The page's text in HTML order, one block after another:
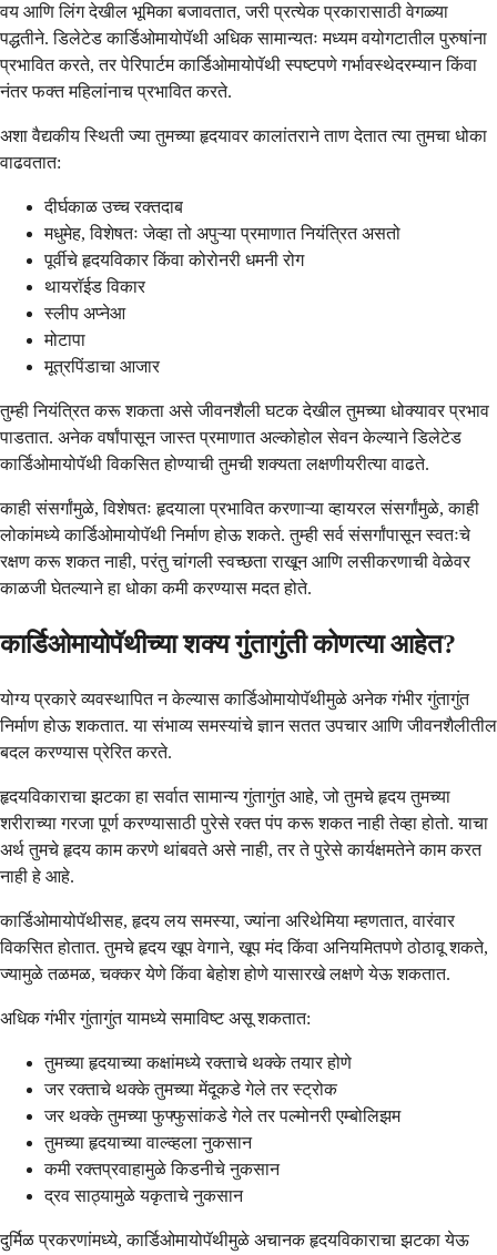
वय आणि लिंग देखील भूमिका बजावतात, जरी प्रत्येक प्रकारासाठी वेगळ्या
पद्धतीने. डिलेटेड कार्डिओमायोपॅथी अधिक सामान्यतः मध्यम वयोगटातील पुरुषांना
प्रभावित करते, तर पेरिपार्टम कार्डिओमायोपॅथी स्पष्टपणे गर्भावस्थेदरम्यान किंवा
नंतर फक्त महिलांनाच प्रभावित करते.
अशा वैद्यकीय स्थिती ज्या तुमच्या हृदयावर कालांतराने ताण देतात त्या तुमचा धोका
वाढवतात:
दीर्घकाळ उच्च रक्तदाब
मधुमेह, विशेषतः जेव्हा तो अपुऱ्या प्रमाणात नियंत्रित असतो
पूर्वीचे हृदयविकार किंवा कोरोनरी धमनी रोग
थायरॉईड विकार
स्लीप अप्नेआ
मोटापा
मूत्रपिंडाचा आजार
तुम्ही नियंत्रित करू शकता असे जीवनशैली घटक देखील तुमच्या धोक्यावर प्रभाव
पाडतात. अनेक वर्षांपासून जास्त प्रमाणात अल्कोहोल सेवन केल्याने डिलेटेड
कार्डिओमायोपॅथी विकसित होण्याची तुमची शक्यता लक्षणीयरीत्या वाढते.
काही संसर्गांमुळे, विशेषतः हृदयाला प्रभावित करणाऱ्या व्हायरल संसर्गांमुळे, काही
लोकांमध्ये कार्डिओमायोपॅथी निर्माण होऊ शकते. तुम्ही सर्व संसर्गांपासून स्वतःचे
रक्षण करू शकत नाही, परंतु चांगली स्वच्छता राखून आणि लसीकरणाची वेळेवर
काळजी घेतल्याने हा धोका कमी करण्यास मदत होते.
कार्डिओमायोपॅथीच्या शक्य गुंतागुंती कोणत्या आहेत?
योग्य प्रकारे व्यवस्थापित न केल्यास कार्डिओमायोपॅथीमुळे अनेक गंभीर गुंतागुंत
निर्माण होऊ शकतात. या संभाव्य समस्यांचे ज्ञान सतत उपचार आणि जीवनशैलीतील
बदल करण्यास प्रेरित करते.
हृदयविकाराचा झटका हा सर्वात सामान्य गुंतागुंत आहे, जो तुमचे हृदय तुमच्या
शरीराच्या गरजा पूर्ण करण्यासाठी पुरेसे रक्त पंप करू शकत नाही तेव्हा होतो. याचा
अर्थ तुमचे हृदय काम करणे थांबवते असे नाही, तर ते पुरेसे कार्यक्षमतेने काम करत
नाही हे आहे.
कार्डिओमायोपॅथीसह, हृदय लय समस्या, ज्यांना अरिथेमिया म्हणतात, वारंवार
विकसित होतात. तुमचे हृदय खूप वेगाने, खूप मंद किंवा अनियमितपणे ठोठावू शकते,
ज्यामुळे तळमळ, चक्कर येणे किंवा बेहोश होणे यासारखे लक्षणे येऊ शकतात.
अधिक गंभीर गुंतागुंत यामध्ये समाविष्ट असू शकतात:
तुमच्या हृदयाच्या कक्षांमध्ये रक्ताचे थक्के तयार होणे
जर रक्ताचे थक्के तुमच्या मेंदूकडे गेले तर स्ट्रोक
जर थक्के तुमच्या फुफ्फुसांकडे गेले तर पल्मोनरी एम्बोलिझम
तुमच्या हृदयाच्या वाल्व्हला नुकसान
कमी रक्तप्रवाहामुळे किडनीचे नुकसान
द्रव साठ्यामुळे यकृताचे नुकसान
दुर्मिळ प्रकरणांमध्ये, कार्डिओमायोपॅथीमुळे अचानक हृदयविकाराचा झटका येऊ